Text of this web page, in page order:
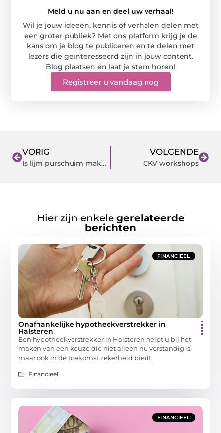
Meld u nu aan en deel uw verhaal!
Wil je jouw ideeën, kennis of verhalen delen met
een groter publiek? Met ons platform krijg je de
kans om je blog te publiceren en te delen met
lezers die geïnteresseerd zijn in jouw content.
Blog plaatsen en laat je stem horen!
Registreer u vandaag nog
VORIG
Is lijm purschuim makkelijk om te gebruiken?
VOLGENDE
CKV workshops
Hier zijn enkele gerelateerde
berichten
FINANCIEEL
Onafhankelijke hypotheekverstrekker in
Halsteren
Een hypotheekverstrekker in Halsteren helpt u bij het
maken van een keuze die niet alleen nu verstandig is,
maar ook in de toekomst zekerheid biedt.
Financieel
FINANCIEEL